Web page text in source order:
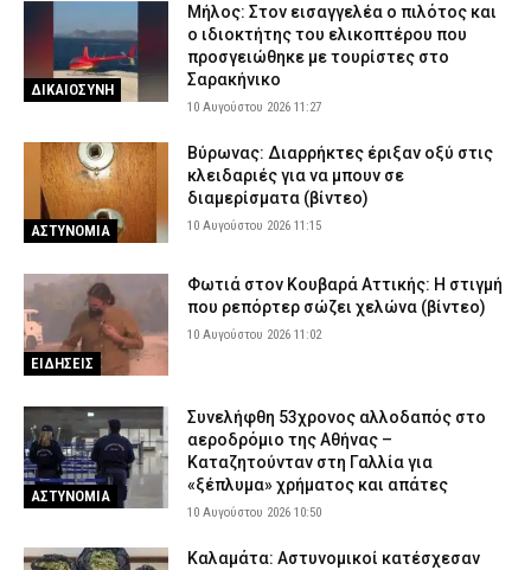
ΔΙΚΑΙΟΣΥΝΗ
Μήλος: Στον εισαγγελέα ο πιλότος και
ο ιδιοκτήτης του ελικοπτέρου που
προσγειώθηκε με τουρίστες στο
Σαρακήνικο
10 Αυγούστου 2026 11:27
ΑΣΤΥΝΟΜΙΑ
Βύρωνας: Διαρρήκτες έριξαν οξύ στις
κλειδαριές για να μπουν σε
διαμερίσματα (βίντεο)
10 Αυγούστου 2026 11:15
ΕΙΔΗΣΕΙΣ
Φωτιά στον Κουβαρά Αττικής: Η στιγμή
που ρεπόρτερ σώζει χελώνα (βίντεο)
10 Αυγούστου 2026 11:02
ΑΣΤΥΝΟΜΙΑ
Συνελήφθη 53χρονος αλλοδαπός στο
αεροδρόμιο της Αθήνας –
Καταζητούνταν στη Γαλλία για
«ξέπλυμα» χρήματος και απάτες
10 Αυγούστου 2026 10:50
Καλαμάτα: Αστυνομικοί κατέσχεσαν